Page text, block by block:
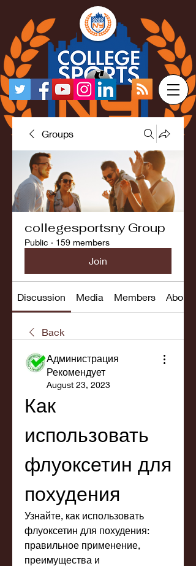
Groups
collegesportsny Group
Public · 159 members
Join
Discussion Media Members About
Back
Администрация
Рекомендует
August 23, 2023
Как
использовать
флуоксетин для
похудения
Узнайте, как использовать
флуоксетин для похудения:
правильное применение,
преимущества и